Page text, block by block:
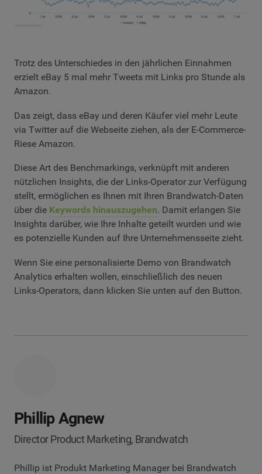
Trotz des Unterschiedes in den jährlichen Einnahmen
erzielt eBay 5 mal mehr Tweets mit Links pro Stunde als
Amazon.
Das zeigt, dass eBay und deren Käufer viel mehr Leute
via Twitter auf die Webseite ziehen, als der E-Commerce-
Riese Amazon.
Diese Art des Benchmarkings, verknüpft mit anderen
nützlichen Insights, die der Links-Operator zur Verfügung
stellt, ermöglichen es Ihnen mit Ihren Brandwatch-Daten
über die Keywords hinauszugehen. Damit erlangen Sie
Insights darüber, wie Ihre Inhalte geteilt wurden und wie
es potenzielle Kunden auf Ihre Unternehmensseite zieht.
Wenn Sie eine personalisierte Demo von Brandwatch
Analytics erhalten wollen, einschließlich des neuen
Links-Operators, dann klicken Sie unten auf den Button.
Phillip Agnew
Director Product Marketing, Brandwatch
Phillip ist Produkt Marketing Manager bei Brandwatch